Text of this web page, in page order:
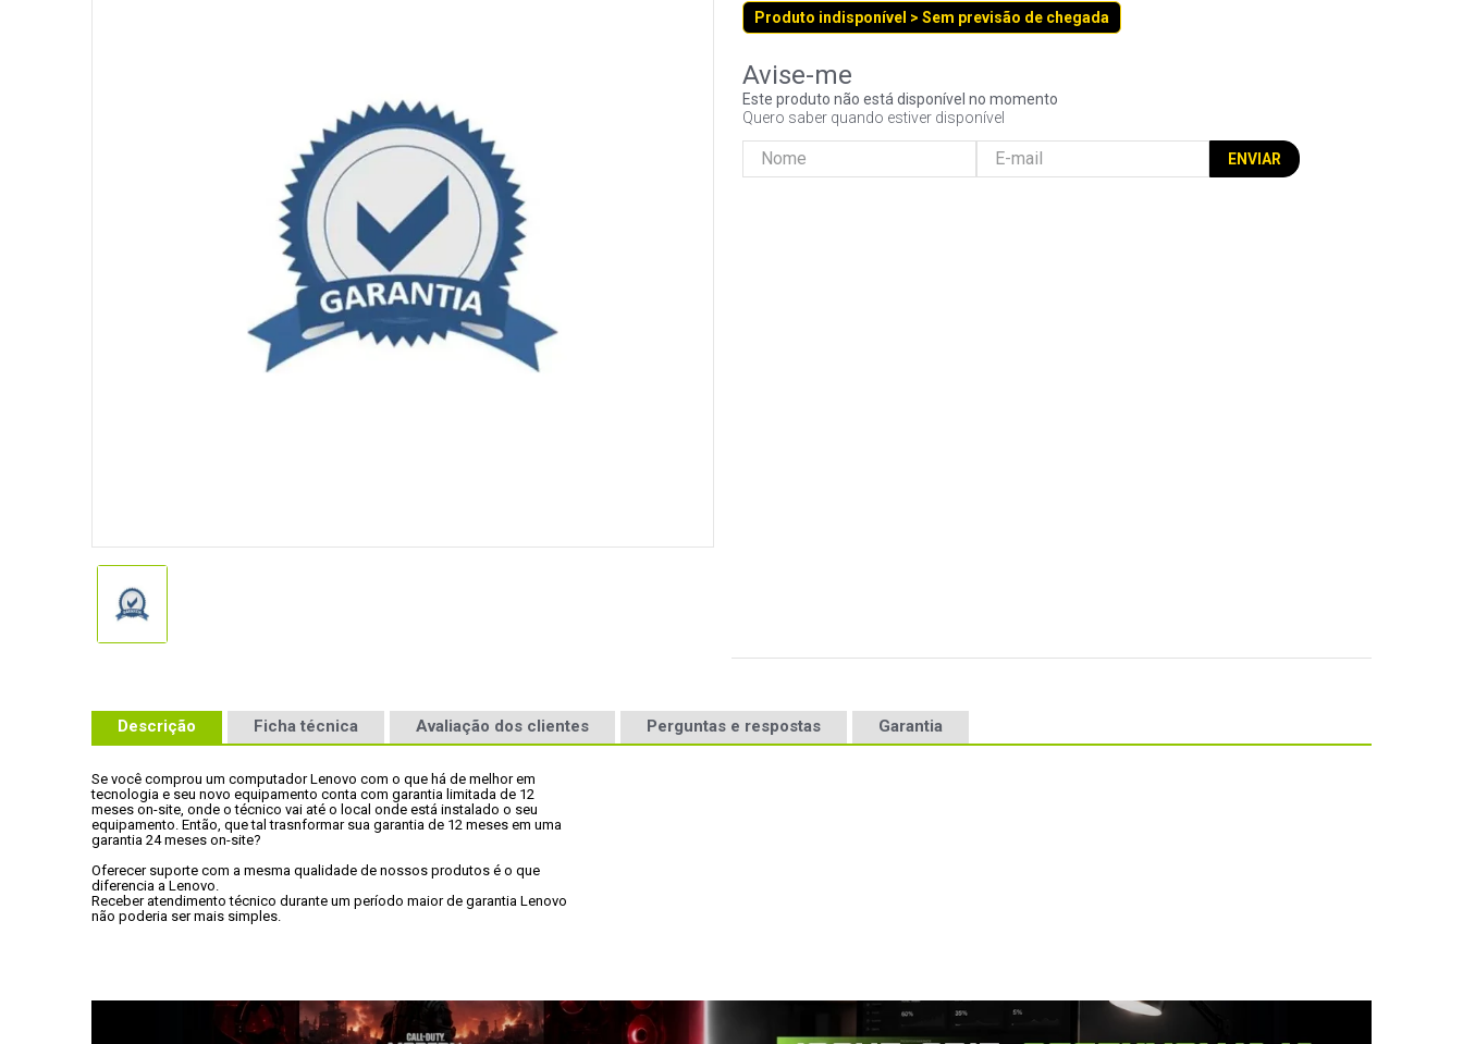
Produto indisponível > Sem previsão de chegada
Este produto não está disponível no momento
Quero saber quando estiver disponível
ENVIAR
Descrição Ficha técnica Avaliação dos clientes Perguntas e respostas Garantia
Se você comprou um computador Lenovo com o que há de melhor em
tecnologia e seu novo equipamento conta com garantia limitada de 12
meses on-site, onde o técnico vai até o local onde está instalado o seu
equipamento. Então, que tal trasnformar sua garantia de 12 meses em uma
garantia 24 meses on-site?
Oferecer suporte com a mesma qualidade de nossos produtos é o que
diferencia a Lenovo.
Receber atendimento técnico durante um período maior de garantia Lenovo
não poderia ser mais simples.